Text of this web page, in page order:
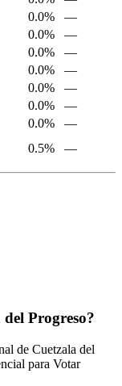
0.0%
—
0.0%
—
0.0%
—
0.0%
—
0.0%
—
0.0%
—
0.0%
—
0.5% —
Progreso?
de Cuetzala del
para Votar